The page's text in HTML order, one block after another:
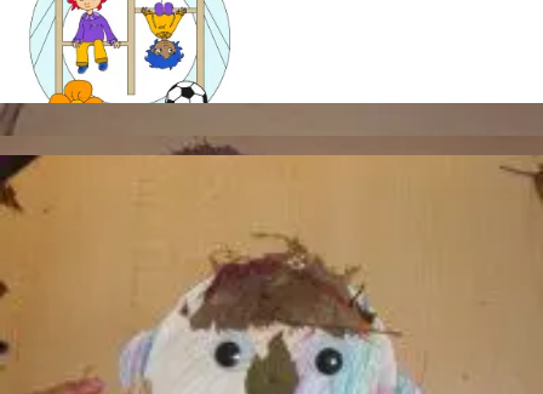
Mandala für Kinder